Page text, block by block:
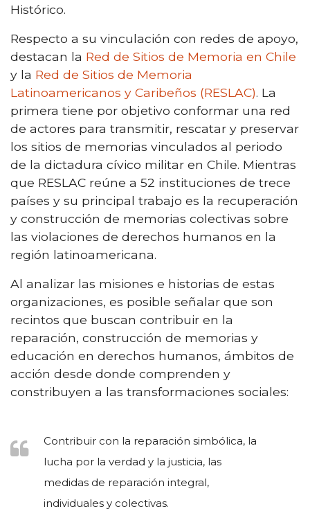
Histórico.
Respecto a su vinculación con redes de apoyo,
destacan la Red de Sitios de Memoria en Chile
y la Red de Sitios de Memoria
Latinoamericanos y Caribeños (RESLAC). La
primera tiene por objetivo conformar una red
de actores para transmitir, rescatar y preservar
los sitios de memorias vinculados al periodo
de la dictadura cívico militar en Chile. Mientras
que RESLAC reúne a 52 instituciones de trece
países y su principal trabajo es la recuperación
y construcción de memorias colectivas sobre
las violaciones de derechos humanos en la
región latinoamericana.
Al analizar las misiones e historias de estas
organizaciones, es posible señalar que son
recintos que buscan contribuir en la
reparación, construcción de memorias y
educación en derechos humanos, ámbitos de
acción desde donde comprenden y
constribuyen a las transformaciones sociales:
Contribuir con la reparación simbólica, la
lucha por la verdad y la justicia, las
medidas de reparación integral,
individuales y colectivas.